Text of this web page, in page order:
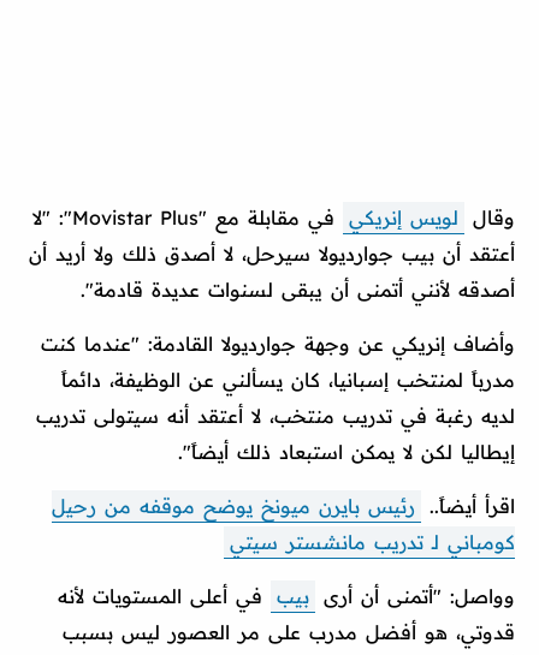
وقال لويس إنريكي
في مقابلة مع "Movistar Plus": "لا
أعتقد أن بيب جوارديولا سيرحل، لا أصدق ذلك ولا أريد أن
أصدقه لأنني أتمنى أن يبقى لسنوات عديدة قادمة".
وأضاف إنريكي عن وجهة جوارديولا القادمة: "عندما كنت
مدرباً لمنتخب إسبانيا، كان يسألني عن الوظيفة، دائماً
لديه رغبة في تدريب منتخب، لا أعتقد أنه سيتولى تدريب
إيطاليا لكن لا يمكن استبعاد ذلك أيضاً".
اقرأ أيضاً..
رئيس بايرن ميونخ يوضح موقفه من رحيل
كومباني لـ تدريب مانشستر سيتي
وواصل: "أتمنى أن أرى بيب
في أعلى المستويات لأنه
قدوتي، هو أفضل مدرب على مر العصور ليس بسبب